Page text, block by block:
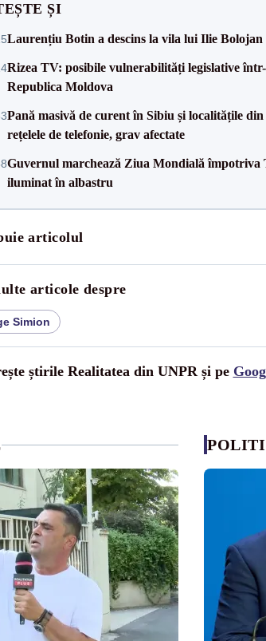
ȘI
Laurențiu Botin a descins la vila lui Ilie Bolojan
Rizea TV: posibile vulnerabilități legislative
Republica Moldova
Pană masivă de curent în Sibiu și localitățile
rețelele de telefonie, grav afectate
Guvernul marchează Ziua Mondială împotriva
iluminat în albastru
articolul
articole despre
Simion
știrile Realitatea din UNPR și pe